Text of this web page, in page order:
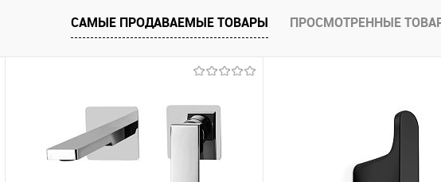
САМЫЕ ПРОДАВАЕМЫЕ ТОВАРЫ ПРОСМОТРЕННЫЕ